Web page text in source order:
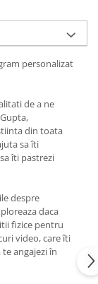
personalizat
de a ne
din toata
sa îti
îti pastrezi
despre
daca
fizice pentru
video, care îti
angajezi în